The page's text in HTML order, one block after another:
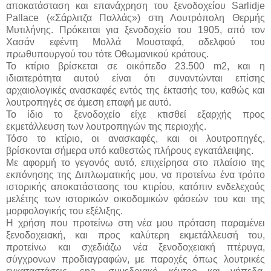
αποκατάσταση και επανάχρηση του ξενοδοχείου Sarlidje
Pallace («Σάρλιτζα Παλλάς») στη Λουτρόπολη Θερμής
Μυτιλήνης. Πρόκειται για ξενοδοχείο του 1905, από τον
Χασάν εφέντη Μολλά Μουσταφά, αδελφού του
πρωθυπουργού του τότε Οθωμανικού κράτους.
Το κτίριο βρίσκεται σε οικόπεδο 23.500 m2, και η
ιδιαιτερότητα αυτού είναι ότι συναντώνται επίσης
αρχαιολογικές ανασκαφές εντός της έκτασής του, καθώς και
λουτροπηγές σε άμεση επαφή με αυτό.
Το ίδιο το ξενοδοχείο είχε κτισθεί εξαρχής προς
εκμετάλλευση των λουτροπηγών της περιοχής.
Τόσο το κτίριο, οι ανασκαφές, και οι λουτροπηγές,
βρίσκονται σήμερα υπό καθεστώς πλήρους εγκατάλειψης.
Με αφορμή το γεγονός αυτό, επιχείρησα στο πλαίσιο της
εκπόνησης της Διπλωματικής μου, να προτείνω ένα τρόπο
ιστορικής αποκατάστασης του κτιρίου, κατόπιν ενδελεχούς
μελέτης των ιστορικών οικοδομικών φάσεών του και της
μορφολογικής του εξέλιξης.
Η χρήση που προτείνω στη νέα μου πρόταση παραμένει
ξενοδοχειακή, και προς καλύτερη εκμετάλλευσή του,
προτείνω και σχεδιάζω νέα ξενοδοχειακή πτέρυγα,
σύγχρονων προδιαγραφών, με παροχές όπως λουτρικές